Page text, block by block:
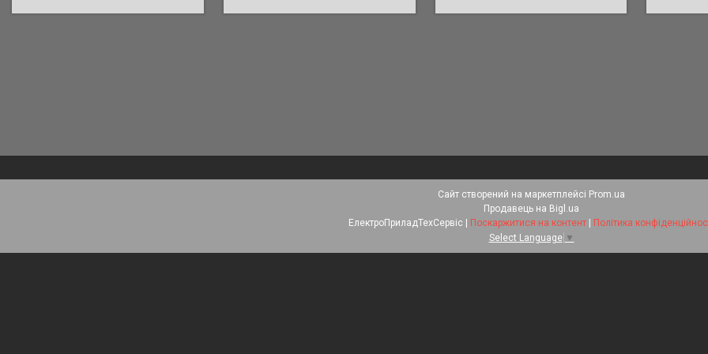
Сайт створений на маркетплейсі Prom.ua
Продавець на Bigl.ua
Поскаржитися на контент
Політика
Select Language ▼